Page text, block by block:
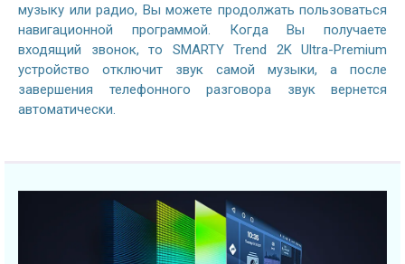
музыку или радио, Вы можете продолжать пользоваться
навигационной программой. Когда Вы получаете
входящий звонок, то SMARTY Trend 2K Ultra-Premium
устройство отключит звук самой музыки, а после
завершения телефонного разговора звук вернется
автоматически.